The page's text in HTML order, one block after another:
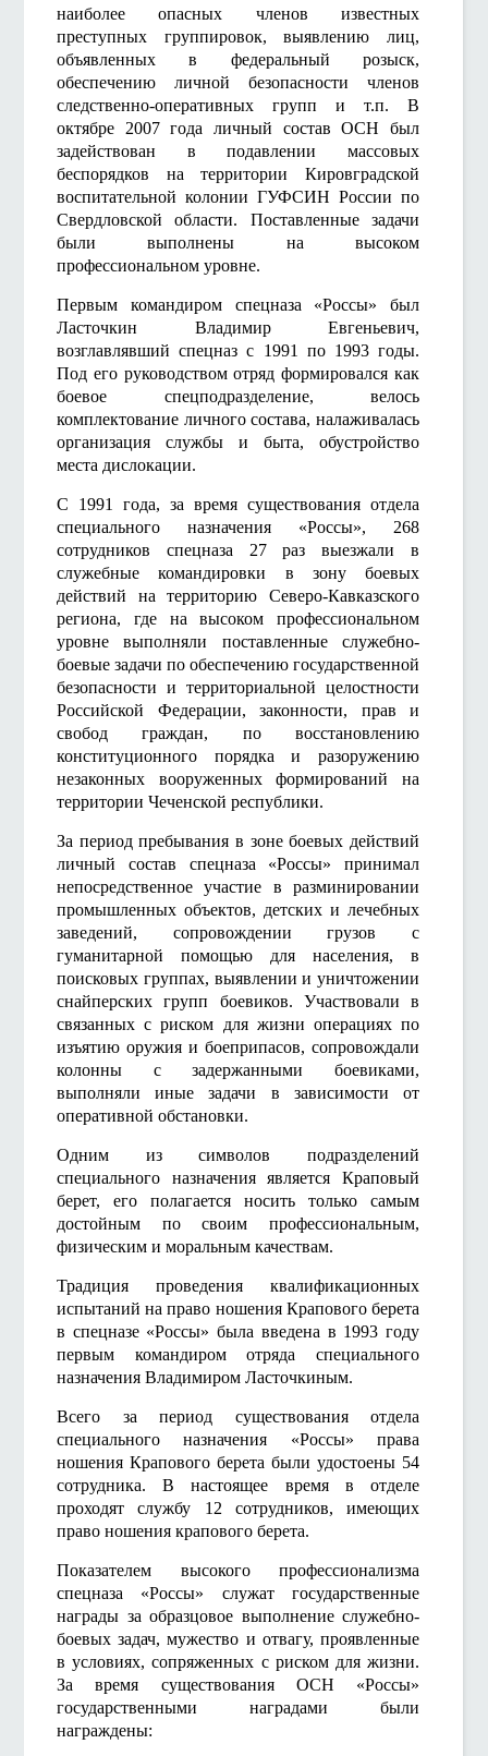
наиболее опасных членов известных
преступных группировок, выявлению лиц,
объявленных в федеральный розыск,
обеспечению личной безопасности членов
следственно-оперативных групп и т.п. В
октябре 2007 года личный состав ОСН был
задействован в подавлении массовых
беспорядков на территории Кировградской
воспитательной колонии ГУФСИН России по
Свердловской области. Поставленные задачи
были выполнены на высоком
профессиональном уровне.
Первым командиром спецназа «Россы» был
Ласточкин Владимир Евгеньевич,
возглавлявший спецназ с 1991 по 1993 годы.
Под его руководством отряд формировался как
боевое спецподразделение, велось
комплектование личного состава, налаживалась
организация службы и быта, обустройство
места дислокации.
С 1991 года, за время существования отдела
специального назначения «Россы», 268
сотрудников спецназа 27 раз выезжали в
служебные командировки в зону боевых
действий на территорию Северо-Кавказского
региона, где на высоком профессиональном
уровне выполняли поставленные служебно-
боевые задачи по обеспечению государственной
безопасности и территориальной целостности
Российской Федерации, законности, прав и
свобод граждан, по восстановлению
конституционного порядка и разоружению
незаконных вооруженных формирований на
территории Чеченской республики.
За период пребывания в зоне боевых действий
личный состав спецназа «Россы» принимал
непосредственное участие в разминировании
промышленных объектов, детских и лечебных
заведений, сопровождении грузов с
гуманитарной помощью для населения, в
поисковых группах, выявлении и уничтожении
снайперских групп боевиков. Участвовали в
связанных с риском для жизни операциях по
изъятию оружия и боеприпасов, сопровождали
колонны с задержанными боевиками,
выполняли иные задачи в зависимости от
оперативной обстановки.
Одним из символов подразделений
специального назначения является Краповый
берет, его полагается носить только самым
достойным по своим профессиональным,
физическим и моральным качествам.
Традиция проведения квалификационных
испытаний на право ношения Крапового берета
в спецназе «Россы» была введена в 1993 году
первым командиром отряда специального
назначения Владимиром Ласточкиным.
Всего за период существования отдела
специального назначения «Россы» права
ношения Крапового берета были удостоены 54
сотрудника. В настоящее время в отделе
проходят службу 12 сотрудников, имеющих
право ношения крапового берета.
Показателем высокого профессионализма
спецназа «Россы» служат государственные
награды за образцовое выполнение служебно-
боевых задач, мужество и отвагу, проявленные
в условиях, сопряженных с риском для жизни.
За время существования ОСН «Россы»
государственными наградами были
награждены: